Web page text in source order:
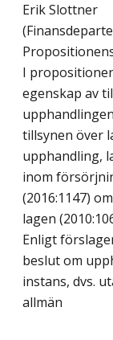
Erik Slottner
I
egenskap av
tillsynen över
upphandling,
inom
(2016:1147)
lagen
Enligt
beslut om
instans, dvs.
allmän